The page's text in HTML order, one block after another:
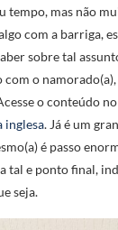
tempo, mas não
com a barriga,
sobre tal
o
o conteúdo
inglesa. Já é um
é passo
tal e ponto final,
seja.